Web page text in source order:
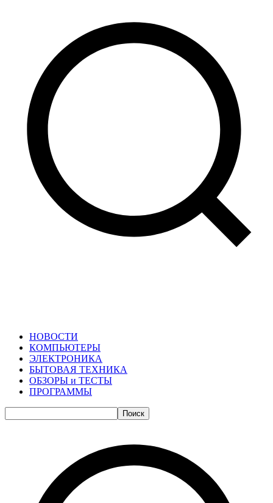
НОВОСТИ
КОМПЬЮТЕРЫ
ЭЛЕКТРОНИКА
БЫТОВАЯ ТЕХНИКА
ОБЗОРЫ и ТЕСТЫ
ПРОГРАММЫ
Поиск